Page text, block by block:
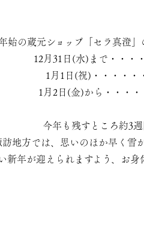
始の蔵元ショップ「セラ真澄」
12月31日(水)まで・・・
1月1日(祝)・・・・・
1月2日(金)から・・・・
今年も残すところ約3週
訪地方では、思いのほか早く雪
新年が迎えられますよう、お